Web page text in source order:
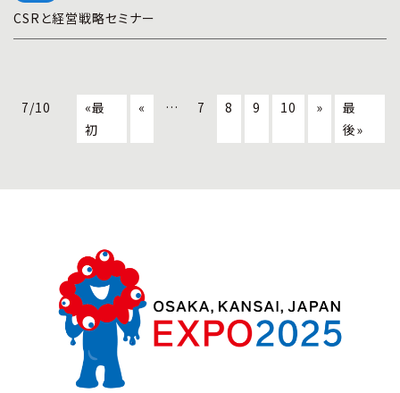
CSRと経営戦略セミナー
7/10
«最
初
« … 7 8 9 10 »
最
後»